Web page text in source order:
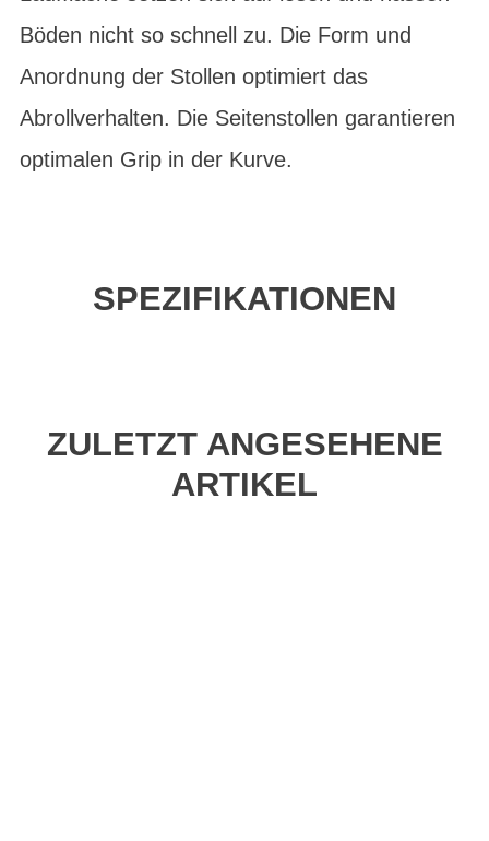
Böden nicht so schnell zu. Die Form und
Anordnung der Stollen optimiert das
Abrollverhalten. Die Seitenstollen garantieren
optimalen Grip in der Kurve.
SPEZIFIKATIONEN
ZULETZT ANGESEHENE
ARTIKEL